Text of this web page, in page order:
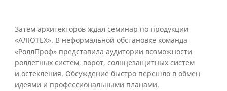
Затем архитекторов ждал семинар по продукции
«АЛЮТЕХ». В неформальной обстановке команда
«РоллПроф» представила аудитории возможности
роллетных систем, ворот, солнцезащитных систем
и остекления. Обсуждение быстро перешло в обмен
идеями и профессиональными планами.